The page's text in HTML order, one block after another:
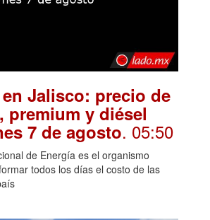
Jalisco: precio de
premium y diésel
7 de agosto. 05:50
de Energía es el organismo
todos los días el costo de las